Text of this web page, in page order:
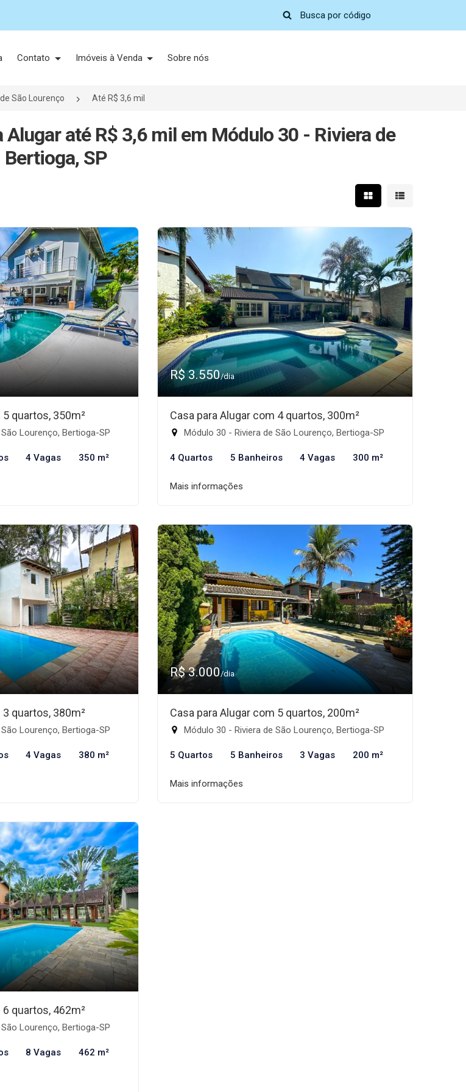
Contato Imóveis à Venda Sobre nós
São Lourenço Até R$ 3,6 mil
Alugar até R$ 3,6 mil em Módulo 30 - Riviera de
SP
Mostrar resultados em
Mostrar
quartos, 350m²
Lourenço, Bertioga-SP
4 Vagas 350 m²
R$ 3.550/dia
Casa para Alugar com 4 quartos, 300m²
Módulo 30 - Riviera de São Lourenço, Bertioga-SP
4 Quartos 5 Banheiros 4 Vagas 300 m²
Mais informações
quartos, 380m²
Lourenço, Bertioga-SP
4 Vagas 380 m²
R$ 3.000/dia
Casa para Alugar com 5 quartos, 200m²
Módulo 30 - Riviera de São Lourenço, Bertioga-SP
5 Quartos 5 Banheiros 3 Vagas 200 m²
Mais informações
quartos, 462m²
Lourenço, Bertioga-SP
8 Vagas 462 m²